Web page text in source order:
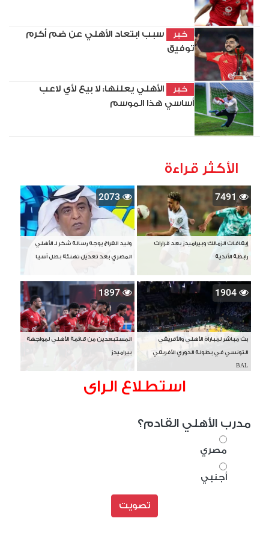
خبر
سبب ابتعاد الأهلي عن ضم أكرم
توفيق
خبر
الأهلي يعلنها: لا بيع لأي لاعب
أساسي هذا الموسم
الأكثر قراءة
7491
إيقافات الزمالك وبيراميدز بعد قرارات
رابطة الأندية
2073
وليد الفراج يوجه رسالة شكر لـ الأهلي
المصري بعد تعديل تهنئة بطل آسيا
1904
بث مباشر لمباراة الأهلي والأفريقي
التونسي في بطولة الدوري الأفريقي
BAL
1897
المستبعدين من قائمة الأهلي لمواجهة
بيراميدز
استطلاع الراى
مدرب الأهلي القادم؟
مصري
أجنبي
تصويت